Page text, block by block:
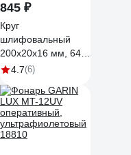
845 ₽
Круг
шлифовальный
200x20x16 мм, 64С
60 K7 V 35 Луга
4.7(6)